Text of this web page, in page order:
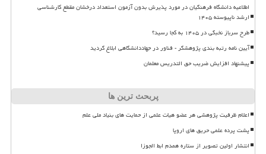
اطلاعیه دانشگاه فرهنگیان در مورد پذیرش بدون آزمون استعداد درخشان مقطع کارشناسی
ارشد ناپیوسته ۱۴۰۵
طرح سرباز نخبگی در ۱۴۰۵ به کجا رسید؟
آیین نامه رتبه بندی پژوهشگر - فناور در جهاددانشگاهی ابلاغ گردید
پیشنهاد افزایش ضریب حق التدریس معلمان
پربحث ترین ها
اعلام ظرفیت پژوهشی هر عضو هیات علمی از حمایت های بنیاد ملی علم
پشت پرده علمی حریق های اروپا
انتشار اولین تصویر از ستاره همدم ابط الجوزا